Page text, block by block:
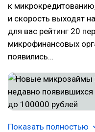
к
и скорость выходят
для вас рейтинг 20
микрофинансовых
появились…
Показать полностью